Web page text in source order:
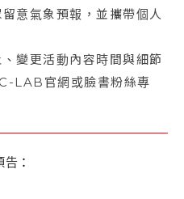
意氣象預報，並攜帶個人
變更活動內容時間與細節
LAB官網或臉書粉絲專
告 ：